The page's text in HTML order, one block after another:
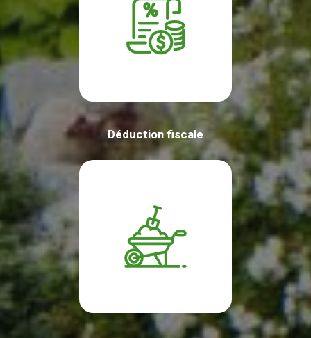
Déduction fiscale